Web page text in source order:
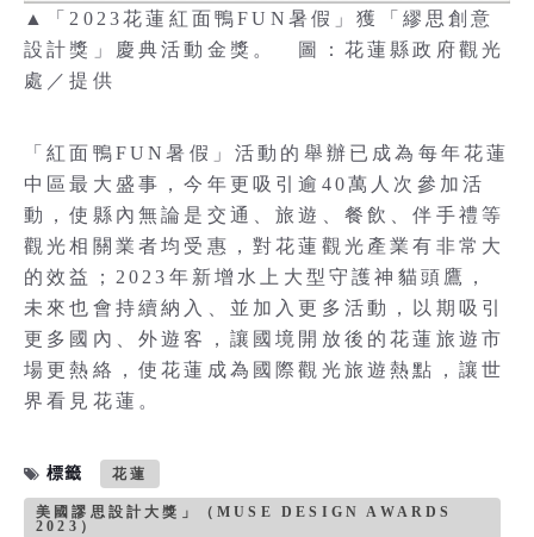
▲「2023花蓮紅面鴨FUN暑假」獲「繆思創意
設計獎」慶典活動金獎。 圖：花蓮縣政府觀光
處／提供
「紅面鴨FUN暑假」活動的舉辦已成為每年花蓮
中區最大盛事，今年更吸引逾40萬人次參加活
動，使縣內無論是交通、旅遊、餐飲、伴手禮等
觀光相關業者均受惠，對花蓮觀光產業有非常大
的效益；2023年新增水上大型守護神貓頭鷹，
未來也會持續納入、並加入更多活動，以期吸引
更多國內、外遊客，讓國境開放後的花蓮旅遊市
場更熱絡，使花蓮成為國際觀光旅遊熱點，讓世
界看見花蓮。
標籤 花蓮
美國謬思設計大獎」（MUSE DESIGN AWARDS
2023）